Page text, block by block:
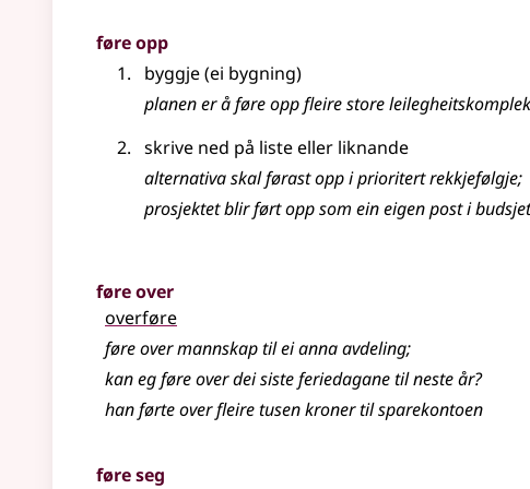
føre opp
byggje (ei bygning)
planen er å føre opp fleire store
skrive ned på liste eller liknande
alternativa skal førast opp i prioritert rekkjefølgje;
prosjektet blir ført opp som ein eigen post i
føre over
overføre
føre over mannskap til ei anna avdeling;
kan eg føre over dei siste feriedagane til neste år?
han førte over fleire tusen kroner til sparekontoen
føre seg